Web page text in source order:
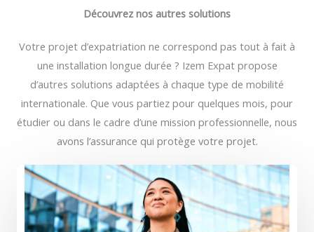
Découvrez nos autres solutions
Votre projet d’expatriation ne correspond pas tout à fait à
une installation longue durée ? Izem Expat propose
d’autres solutions adaptées à chaque type de mobilité
internationale. Que vous partiez pour quelques mois, pour
étudier ou dans le cadre d’une mission professionnelle, nous
avons l’assurance qui protège votre projet.